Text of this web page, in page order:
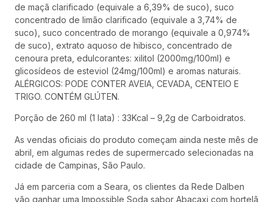
de maçã clarificado (equivale a 6,39% de suco), suco
concentrado de limão clarificado (equivale a 3,74% de
suco), suco concentrado de morango (equivale a 0,974%
de suco), extrato aquoso de hibisco, concentrado de
cenoura preta, edulcorantes: xilitol (2000mg/100ml) e
glicosídeos de esteviol (24mg/100ml) e aromas naturais.
ALÉRGICOS: PODE CONTER AVEIA, CEVADA, CENTEIO E
TRIGO. CONTÉM GLÚTEN.
Porção de 260 ml (1 lata) : 33Kcal – 9,2g de Carboidratos.
As vendas oficiais do produto começam ainda neste mês de
abril, em algumas redes de supermercado selecionadas na
cidade de Campinas, São Paulo.
Já em parceria com a Seara, os clientes da Rede Dalben
vão ganhar uma Impossible Soda sabor Abacaxi com hortelã